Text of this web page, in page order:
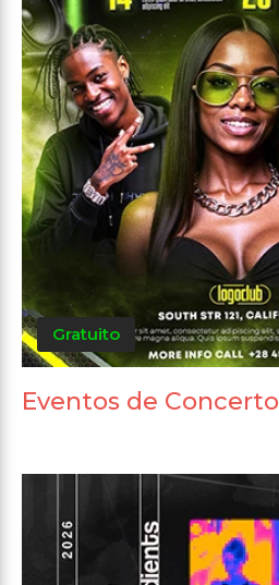
Gratuito
Eventos de Concerto